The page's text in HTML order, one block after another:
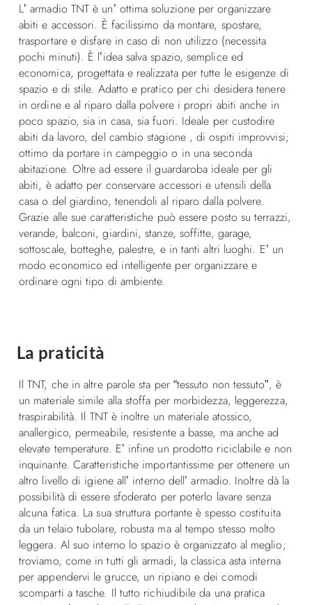
L’ armadio TNT è un’ ottima soluzione per organizzare
abiti e accessori. È facilissimo da montare, spostare,
trasportare e disfare in caso di non utilizzo (necessita
pochi minuti). È l’idea salva spazio, semplice ed
economica, progettata e realizzata per tutte le esigenze di
spazio e di stile. Adatto e pratico per chi desidera tenere
in ordine e al riparo dalla polvere i propri abiti anche in
poco spazio, sia in casa, sia fuori. Ideale per custodire
abiti da lavoro, del cambio stagione , di ospiti improvvisi;
ottimo da portare in campeggio o in una seconda
abitazione. Oltre ad essere il guardaroba ideale per gli
abiti, è adatto per conservare accessori e utensili della
casa o del giardino, tenendoli al riparo dalla polvere.
Grazie alle sue caratteristiche può essere posto su terrazzi,
verande, balconi, giardini, stanze, soffitte, garage,
sottoscale, botteghe, palestre, e in tanti altri luoghi. E’ un
modo economico ed intelligente per organizzare e
ordinare ogni tipo di ambiente.
La praticità
Il TNT, che in altre parole sta per “tessuto non tessuto”, è
un materiale simile alla stoffa per morbidezza, leggerezza,
traspirabilità. Il TNT è inoltre un materiale atossico,
anallergico, permeabile, resistente a basse, ma anche ad
elevate temperature. E’ infine un prodotto riciclabile e non
inquinante. Caratteristiche importantissime per ottenere un
altro livello di igiene all’ interno dell’ armadio. Inoltre dà la
possibilità di essere sfoderato per poterlo lavare senza
alcuna fatica. La sua struttura portante è spesso costituita
da un telaio tubolare, robusta ma al tempo stesso molto
leggera. Al suo interno lo spazio è organizzato al meglio;
troviamo, come in tutti gli armadi, la classica asta interna
per appendervi le grucce, un ripiano e dei comodi
scomparti a tasche. Il tutto richiudibile da una pratica